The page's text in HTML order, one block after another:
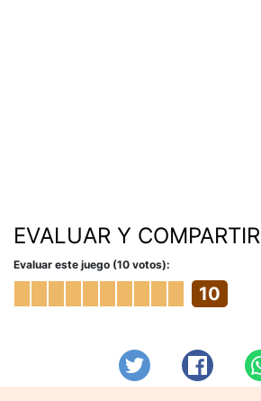
EVALUAR Y COMPARTIR
Evaluar este juego (10 votos):
10